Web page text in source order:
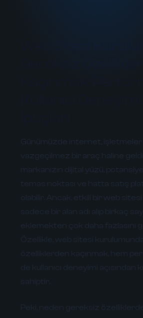
Günümüzde internet, işletmeler
vazgeçilmez bir araç haline
markanızın dijital yüzü,
temas noktası ve hatta satış
olabilir. Ancak, etkili bir web
sadece bir alan adı alıp birkaç
eklemekten çok daha fazlasını
Özellikle, web sitesi
özelliklerden kaçınmak, hem
de kullanıcı deneyimi açısından
sahiptir.
Peki, neden gereksiz